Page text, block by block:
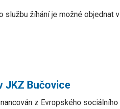
službu žíhání je možné objednat v
JKZ Bučovice
z Evropského sociálního